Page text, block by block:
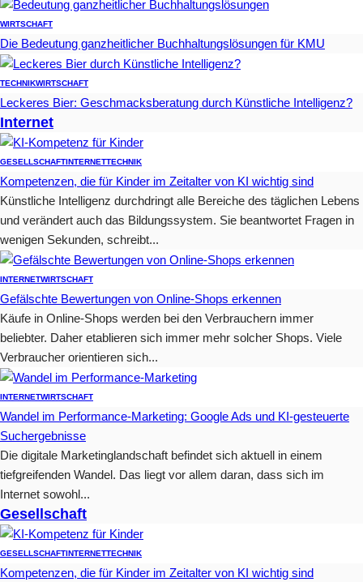
WIRTSCHAFT
Die Bedeutung ganzheitlicher Buchhaltungslösungen für KMU
TECHNIKWIRTSCHAFT
Leckeres Bier: Geschmacksberatung durch Künstliche Intelligenz?
Internet
GESELLSCHAFTINTERNETTECHNIK
Kompetenzen, die für Kinder im Zeitalter von KI wichtig sind
Künstliche Intelligenz durchdringt alle Bereiche des täglichen Lebens
und verändert auch das Bildungssystem. Sie beantwortet Fragen in
wenigen Sekunden, schreibt...
INTERNETWIRTSCHAFT
Gefälschte Bewertungen von Online-Shops erkennen
Käufe in Online-Shops werden bei den Verbrauchern immer
beliebter. Daher etablieren sich immer mehr solcher Shops. Viele
Verbraucher orientieren sich...
INTERNETWIRTSCHAFT
Wandel im Performance-Marketing: Google Ads und KI-gesteuerte
Suchergebnisse
Die digitale Marketinglandschaft befindet sich aktuell in einem
tiefgreifenden Wandel. Das liegt vor allem daran, dass sich im
Internet sowohl...
Gesellschaft
GESELLSCHAFTINTERNETTECHNIK
Kompetenzen, die für Kinder im Zeitalter von KI wichtig sind